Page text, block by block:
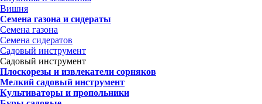
Вишня
Семена газона и сидераты
Семена газона
Семена сидератов
Садовый инструмент
Садовый инструмент
Плоскорезы и извлекатели сорняков
Мелкий садовый инструмент
Культиваторы и пропольники